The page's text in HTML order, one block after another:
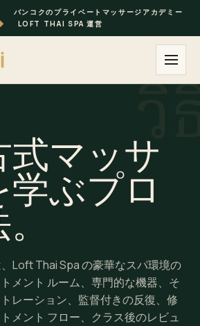
バンコクのプライベートマッサージアカデミー
LOFT THAI SPA 運営
式マッサ
学ぶプロ
Loft Thai Spa の豪華なスパ環境の
メント ルーム、専門的な機器、そ
レーション、監督付きの反復、修
メント フロー、クラス後のレビュ